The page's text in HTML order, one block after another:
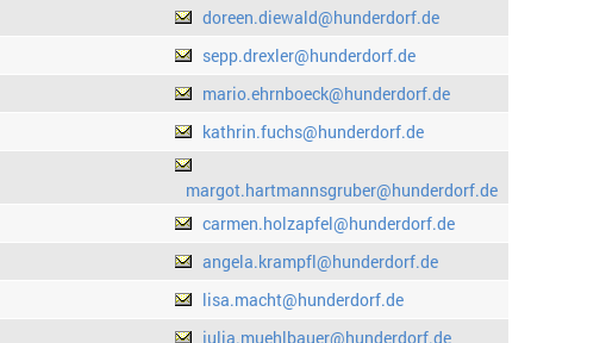
doreen.diewald@hunderdorf.de
sepp.drexler@hunderdorf.de
mario.ehrnboeck@hunderdorf.de
kathrin.fuchs@hunderdorf.de
margot.hartmannsgruber@hunderdorf.de
carmen.holzapfel@hunderdorf.de
angela.krampfl@hunderdorf.de
lisa.macht@hunderdorf.de
julia.muehlbauer@hunderdorf.de